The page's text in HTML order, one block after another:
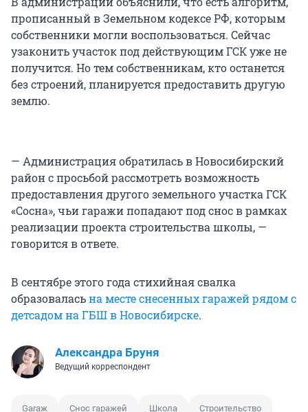
прописанный в Земельном кодексе РФ, которым
собственники могли воспользоваться. Сейчас
узаконить участок под действующим ГСК уже не
получится. Но тем собственникам, кто останется
без строений, планируется предоставить другую
землю.
— Администрация обратилась в Новосибирский
район с просьбой рассмотреть возможность
предоставления другого земельного участка ГСК
«Сосна», чьи гаражи попадают под снос в рамках
реализации проекта строительства школы, —
говорится в ответе.
В сентябре этого года стихийная свалка
образоваласьна месте снесенных гаражей рядом с
детсадом на ГБШ в Новосибирске.
Александра Бруня
Ведущий корреспондент
Garaж Снос гаражей Школа Строительство